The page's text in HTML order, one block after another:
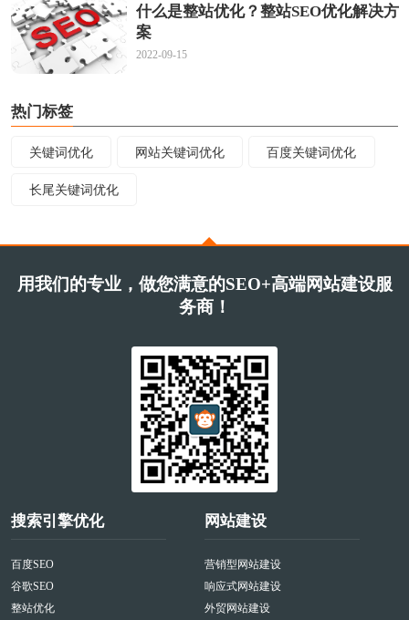
什么是整站优化？整站SEO优化解决方
案
2022-09-15
热门标签
关键词优化 网站关键词优化 百度关键词优化
长尾关键词优化
用我们的专业，做您满意的SEO+高端网站建设服
务商！
搜索引擎优化
百度SEO
谷歌SEO
整站优化
网站建设
营销型网站建设
响应式网站建设
外贸网站建设